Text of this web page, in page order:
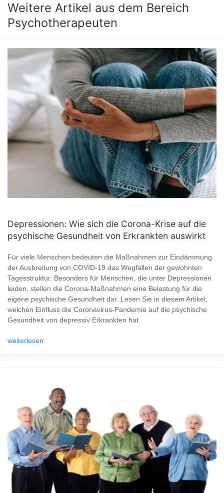
Weitere Artikel aus dem Bereich
Psychotherapeuten
Depressionen: Wie sich die Corona-Krise auf die
psychische Gesundheit von Erkrankten auswirkt
Für viele Menschen bedeuten die Maßnahmen zur Eindämmung
der Ausbreitung von COVID-19 das Wegfallen der gewohnten
Tagesstruktur. Besonders für Menschen, die unter Depressionen
leiden, stellen die Corona-Maßnahmen eine Belastung für die
eigene psychische Gesundheit dar. Lesen Sie in diesem Artikel,
welchen Einfluss die Coronavirus-Pandemie auf die psychische
Gesundheit von depressiv Erkrankten hat.
weiterlesen